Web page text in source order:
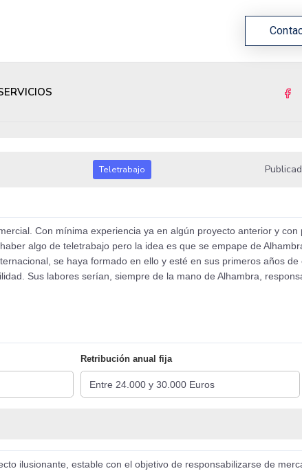
Teletrabajo
Con mínima experiencia ya en algún proyecto anterior y con
algo de teletrabajo pero la idea es que se empape de
se haya formado en ello y esté en sus primeros años de
Sus labores serían, siempre de la mano de Alhambra,
Retribución anual fija
ilusionante, estable con el objetivo de responsabilizarse de